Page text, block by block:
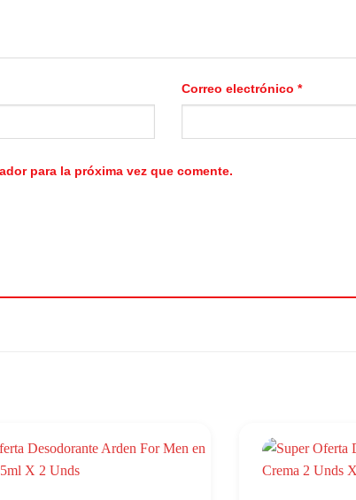
Correo electrónico *
para la próxima vez que comente.